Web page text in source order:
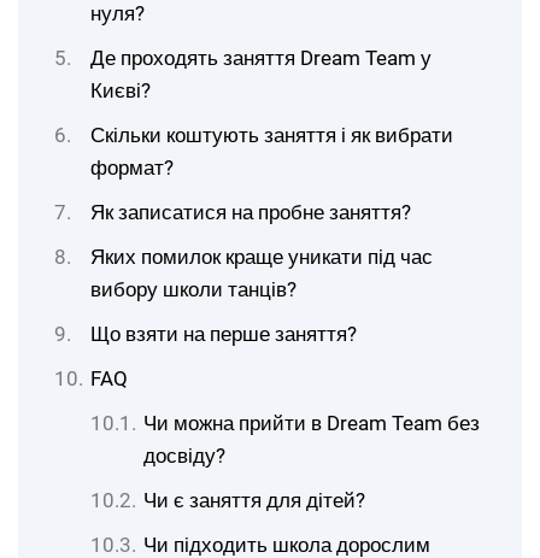
нуля?
Де проходять заняття Dream Team у
Києві?
Скільки коштують заняття і як вибрати
формат?
Як записатися на пробне заняття?
Яких помилок краще уникати під час
вибору школи танців?
Що взяти на перше заняття?
FAQ
Чи можна прийти в Dream Team без
досвіду?
Чи є заняття для дітей?
Чи підходить школа дорослим